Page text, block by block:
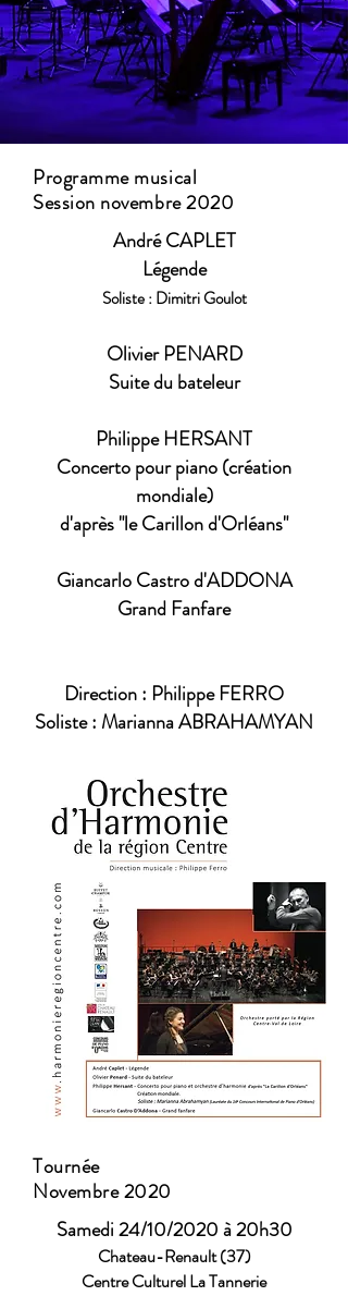
Programme musical
Session novembre 2020
André CAPLET
Légende
Soliste : Dimitri Goulot
Olivier PENARD
Suite du bateleur
Philippe HERSANT
Concerto pour piano (création
mondiale)
d'après "le Carillon d'Orléans"
Giancarlo Castro d'ADDONA
Grand Fanfare
Direction : Philippe FERRO
Soliste : Marianna ABRAHAMYAN
Tournée
Novembre 2020
Samedi 24/10/2020 à 20h30
Chateau-Renault (37)
Centre Culturel La Tannerie